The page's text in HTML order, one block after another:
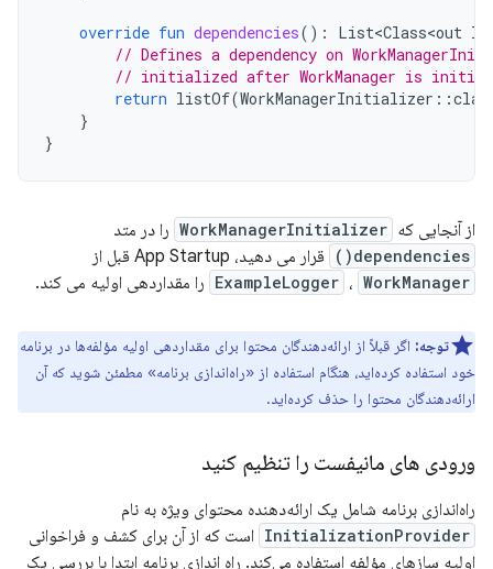
override fun dependencies(): List<Class<out
// Defines a dependency on
// initialized after WorkManager is
return listOf(WorkManagerInitializer ::
}
}
از آنجایی که WorkManagerInitializer را در متد
dependencies() قرار می دهید، App Startup قبل از
ExampleLogger ، WorkManager را مقداردهی اولیه می کند.
توجه: اگر قبلاً از ارائه‌دهندگان محتوا برای مقداردهی اولیه مؤلفه‌ها در برنامه
خود استفاده کرده‌اید، هنگام استفاده از «راه‌اندازی برنامه» مطمئن شوید که آن
ارائه‌دهندگان محتوا را حذف کرده‌اید.
ورودی های مانیفست را تنظیم کنید
راه‌اندازی برنامه شامل یک ارائه‌دهنده محتوای ویژه به نام
InitializationProvider است که از آن برای کشف و فراخوانی
اولیه سازهای مؤلفه استفاده می‌کند. راه اندازی برنامه ابتدا با بررسی یک